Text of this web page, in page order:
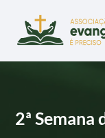
2ª Semana